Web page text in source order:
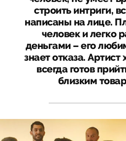
строить интриги,
написаны на лице.
человек и легко
деньгами – его
знает отказа.
всегда готов
близким